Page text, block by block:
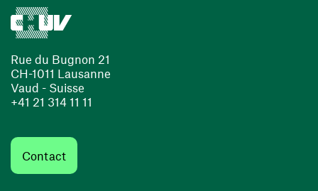
Rue du Bugnon 21
CH-1011 Lausanne
Vaud - Suisse
+41 21 314 11 11
Contact